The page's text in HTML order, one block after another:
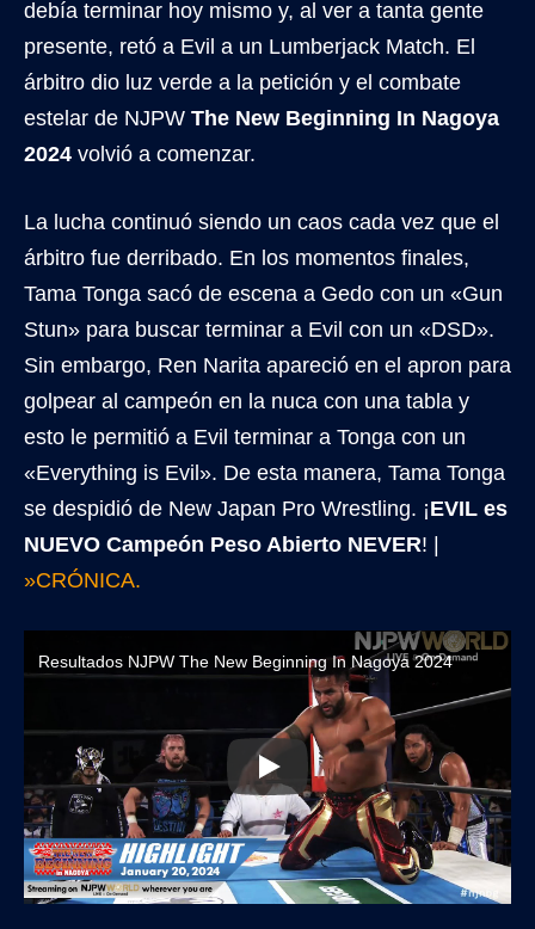
debía terminar hoy mismo y, al ver a tanta gente
presente, retó a Evil a un Lumberjack Match. El
árbitro dio luz verde a la petición y el combate
estelar de NJPW The New Beginning In Nagoya
2024 volvió a comenzar.
La lucha continuó siendo un caos cada vez que el
árbitro fue derribado. En los momentos finales,
Tama Tonga sacó de escena a Gedo con un «Gun
Stun» para buscar terminar a Evil con un «DSD».
Sin embargo, Ren Narita apareció en el apron para
golpear al campeón en la nuca con una tabla y
esto le permitió a Evil terminar a Tonga con un
«Everything is Evil». De esta manera, Tama Tonga
se despidió de New Japan Pro Wrestling. ¡EVIL es
NUEVO Campeón Peso Abierto NEVER! |
»CRÓNICA.
Resultados NJPW The New Beginning In Nagoya 2024